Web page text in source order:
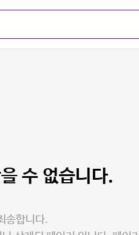
수 없습니다.
송합니다.